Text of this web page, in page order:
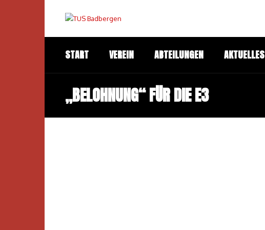
START VEREIN ABTEILUNGEN AKTUELLES
„BELOHNUNG“ FÜR DIE E3